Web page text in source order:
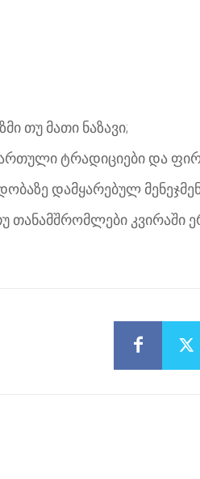
თუ მათი ნაზავი;
ტრადიციები და
დამყარებულ
თანამშრომლები კვირაში